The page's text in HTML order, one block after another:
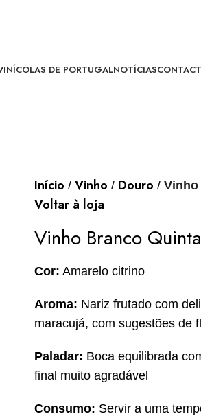
DE PORTUGALNOTÍCIAS
Início Vinho Douro Vinho
Voltar à loja
Vinho Branco
Cor: Amarelo citrino
Aroma: Nariz frutado com
maracujá, com sugestões de
Paladar: Boca equilibrada
final muito agradável
Consumo: Servir a uma